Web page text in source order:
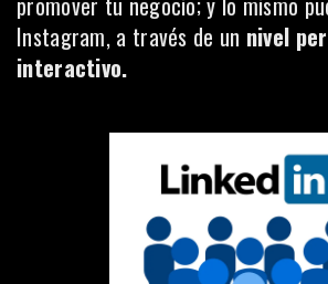
Instagram, a través de un nivel
interactivo.